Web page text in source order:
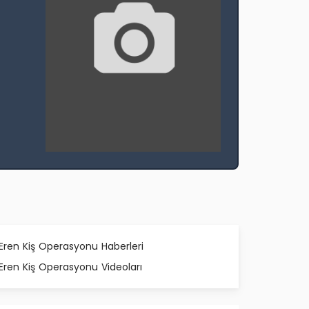
Kiş Operasyonu Haberleri
Kiş Operasyonu Videoları